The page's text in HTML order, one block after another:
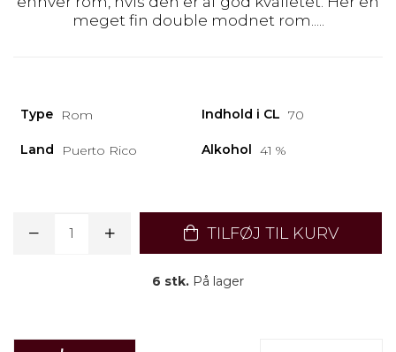
meget fin double modnet rom.....
Type Rom Indhold i CL 70
Land Puerto Rico Alkohol 41 %
TILFØJ TIL KURV
6 stk. På lager